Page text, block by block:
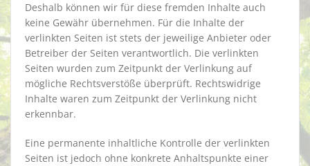
Deshalb können wir für diese fremden Inhalte auch
keine Gewähr übernehmen. Für die Inhalte der
verlinkten Seiten ist stets der jeweilige Anbieter oder
Betreiber der Seiten verantwortlich. Die verlinkten
Seiten wurden zum Zeitpunkt der Verlinkung auf
mögliche Rechtsverstöße überprüft. Rechtswidrige
Inhalte waren zum Zeitpunkt der Verlinkung nicht
erkennbar.
Eine permanente inhaltliche Kontrolle der verlinkten
Seiten ist jedoch ohne konkrete Anhaltspunkte einer